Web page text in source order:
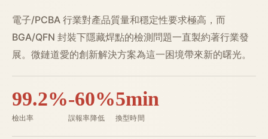
電子/PCBA 行業對產品質量和穩定性要求極高，而
BGA/QFN 封裝下隱藏焊點的檢測問題一直製約著行業發
展。微鏈道愛的創新解決方案為這一困境帶來新的曙光。
99.2%
檢出率
-60%
誤報率降低
5min
換型時間